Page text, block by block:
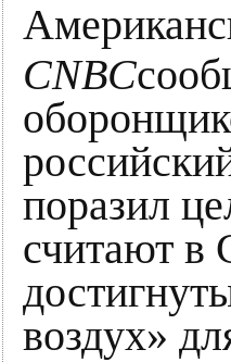
CNBC
поразил
считают
воздух»